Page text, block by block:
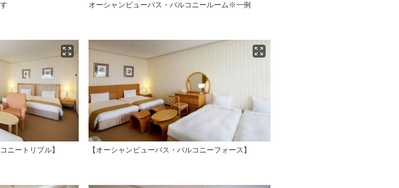
オーシャンビューバス・バルコニールーム※一例
ニートリプル】 【オーシャンビューバス・バルコニーフォース】